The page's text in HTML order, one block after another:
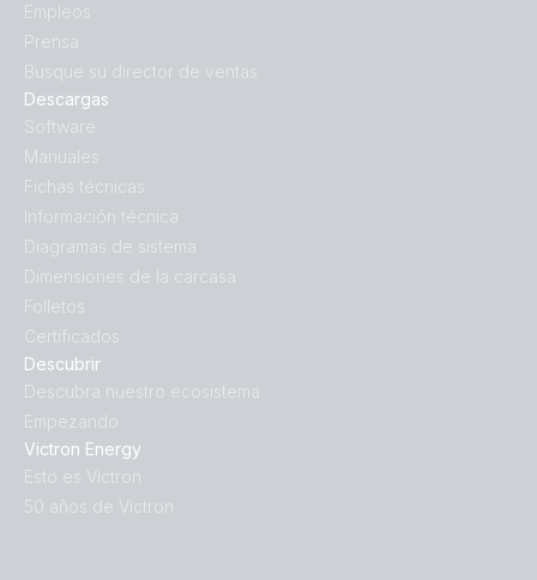
Descubrir
Descubra nuestro ecosistema
Empezando
Victron Energy
Esto es Victron
50 años de Victron
Descargas
Software
Manuales
Fichas técnicas
Información técnica
Diagramas de sistema
Dimensiones de la carcasa
Folletos
Certificados
Empleos
Prensa
Busque su director de ventas